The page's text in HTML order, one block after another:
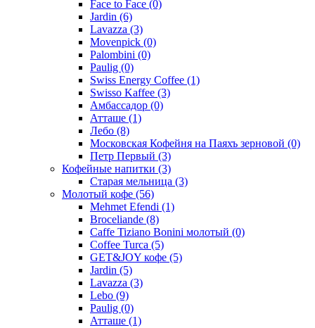
Face to Face (0)
Jardin (6)
Lavazza (3)
Movenpick (0)
Palombini (0)
Paulig (0)
Swiss Energy Coffee (1)
Swisso Kaffee (3)
Амбассадор (0)
Атташе (1)
Лебо (8)
Московская Кофейня на Паяхъ зерновой (0)
Петр Первый (3)
Кофейные напитки (3)
Старая мельница (3)
Молотый кофе (56)
Mehmet Efendi (1)
Broceliande (8)
Caffe Tiziano Bonini молотый (0)
Coffee Turca (5)
GET&JOY кофе (5)
Jardin (5)
Lavazza (3)
Lebo (9)
Paulig (0)
Атташе (1)